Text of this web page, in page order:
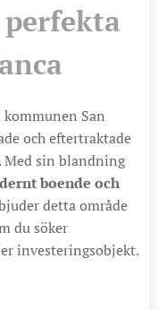
kommunen San
och eftertraktade
. Med sin blandning
boende och
detta område
du söker
investeringsobjekt.